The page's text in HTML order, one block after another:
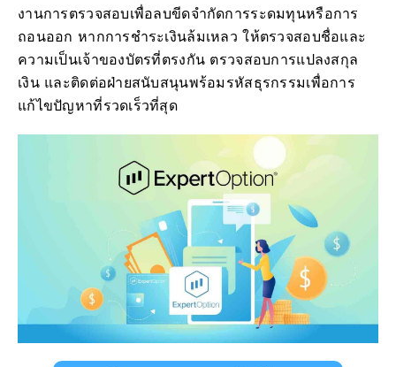
งานการตรวจสอบเพื่อลบขีดจำกัดการระดมทุนหรือการ
ถอนออก หากการชำระเงินล้มเหลว ให้ตรวจสอบชื่อและ
ความเป็นเจ้าของบัตรที่ตรงกัน ตรวจสอบการแปลงสกุล
เงิน และติดต่อฝ่ายสนับสนุนพร้อมรหัสธุรกรรมเพื่อการ
แก้ไขปัญหาที่รวดเร็วที่สุด